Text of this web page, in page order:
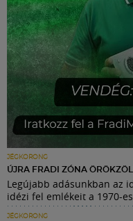
JÉGKORONG
ÚJRA FRADI ZÓNA
Legújabb adásunkban az
idézi fel emlékeit a 1970-
JÉGKORONG